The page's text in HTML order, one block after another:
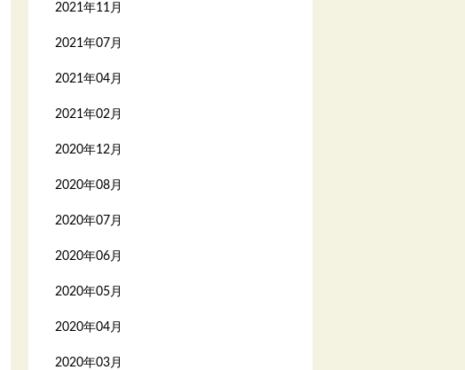
2021年11月
2021年07月
2021年04月
2021年02月
2020年12月
2020年08月
2020年07月
2020年06月
2020年05月
2020年04月
2020年03月